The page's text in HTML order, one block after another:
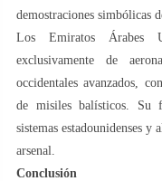
demostraciones simbólicas
Los Emiratos Árabes
exclusivamente de
occidentales avanzados,
de misiles balísticos. Su
sistemas estadounidenses
arsenal.
Conclusión